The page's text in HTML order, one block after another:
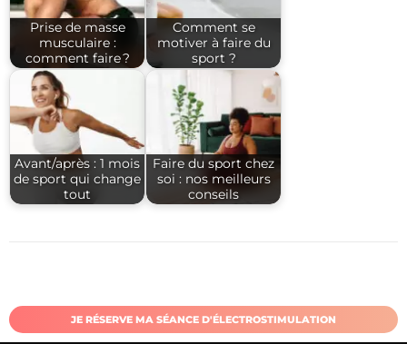
Prise de masse
musculaire :
comment faire ?
Comment se
motiver à faire du
sport ?
Avant/après : 1 mois
de sport qui change
tout
Faire du sport chez
soi : nos meilleurs
conseils
JE RÉSERVE MA SÉANCE D'ÉLECTROSTIMULATION